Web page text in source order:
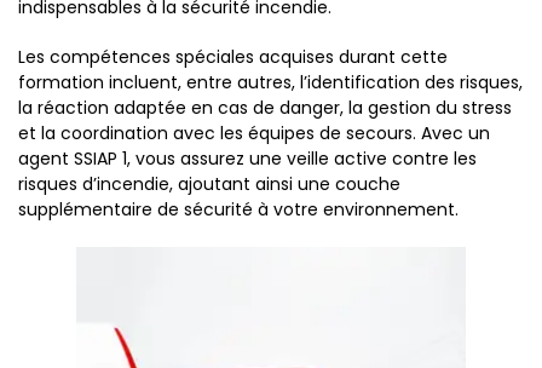
indispensables à la sécurité incendie.
Les compétences spéciales acquises durant cette
formation incluent, entre autres, l’identification des risques,
la réaction adaptée en cas de danger, la gestion du stress
et la coordination avec les équipes de secours. Avec un
agent SSIAP 1, vous assurez une veille active contre les
risques d’incendie, ajoutant ainsi une couche
supplémentaire de sécurité à votre environnement.